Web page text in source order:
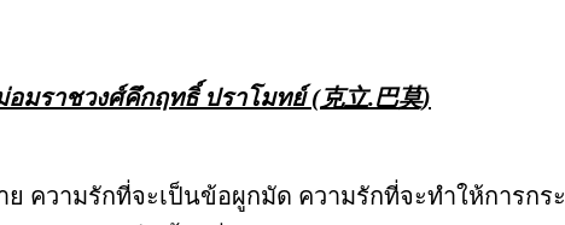
อมราชวงศ์คึกฤทธิ์ ปราโมทย์ (克立.巴莫)
ความรักที่จะเป็นข้อผูกมัด ความรักที่จะทำให้การกร